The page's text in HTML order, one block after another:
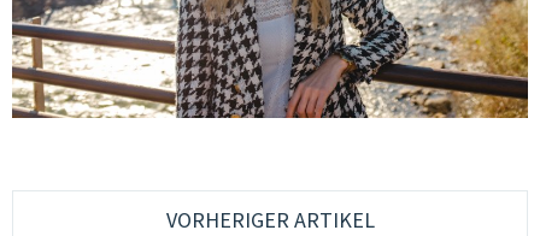
CONSULENZA & FORMAZIONE
QUALITÀ & SVILUPPO
CULTURA & MUSICA GIOVANILE
GENDER & PEDAGOGIA SESSUALE
VORHERIGER ARTIKEL